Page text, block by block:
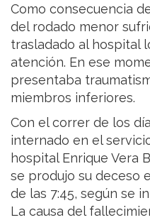
Como consecuencia
del rodado menor
trasladado al hospital
atención. En ese
presentaba
miembros inferiores.
Con el correr de los
internado en el
hospital Enrique Vera
se produjo su deceso
de las 7:45, según se
La causa del